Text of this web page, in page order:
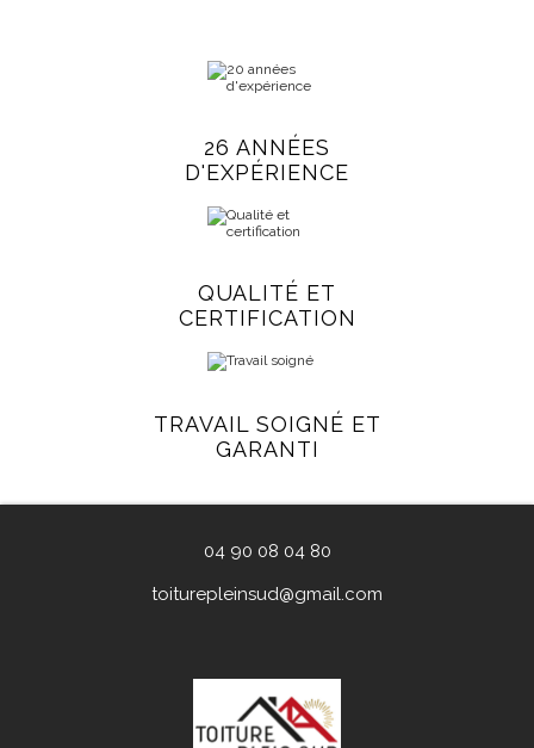
26 ANNÉES
D'EXPÉRIENCE
QUALITÉ ET
CERTIFICATION
TRAVAIL SOIGNÉ ET
GARANTI
04 90 08 04 80
toiturepleinsud@gmail.com